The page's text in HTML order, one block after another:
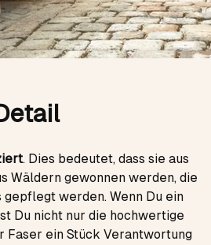
. Dies bedeutet, dass sie aus
Wäldern gewonnen werden, die
werden. Wenn Du ein
Du nicht nur die hochwertige
Faser ein Stück Verantwortung